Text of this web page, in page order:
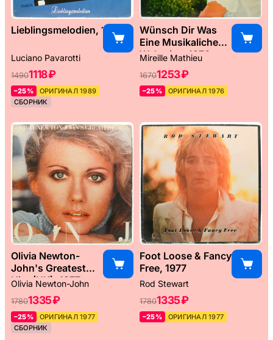
Lieblingsmelodien, 1989
Luciano Pavarotti
14901118 ₽
–25%
ОРИГИНАЛ 1989
СБОРНИК
Wünsch Dir Was
Eine Musikaliche
Weltreise, 1976
Mireille Mathieu
16701253 ₽
–25% ОРИГИНАЛ 1976
Olivia Newton-
John's Greatest
Hits (UK), 1977
Olivia Newton-John
17801335 ₽
–25%
ОРИГИНАЛ 1977
СБОРНИК
Foot Loose & Fancy
Free, 1977
Rod Stewart
17801335 ₽
–25% ОРИГИНАЛ 1977